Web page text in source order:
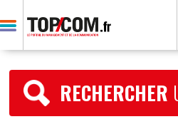
RECHERCHER